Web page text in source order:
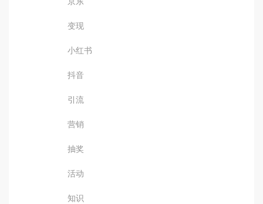
变现
小红书
抖音
引流
营销
抽奖
活动
知识